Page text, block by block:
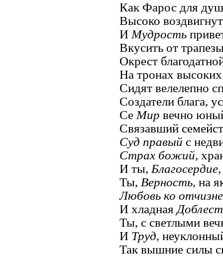
Как Фарос для
Высоко
И Мудрость
Вкусить от
Окрест
На тронах
Сидят велелепно
Создатели блага,
Се Мир вечно
Связавший
Суд правый с
Страх божий,
И ты, Благосердие,
Ты, Верность, на
Любовь ко отчизне
И хладная
Ты, с светлыми
И Труд,
Так вышние силы